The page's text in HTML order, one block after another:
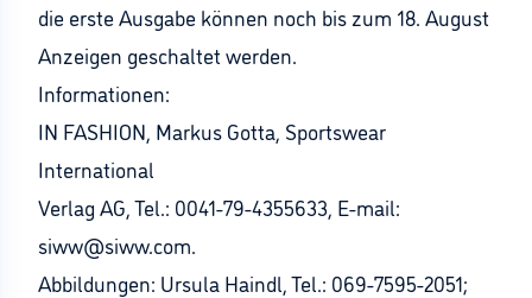
die erste Ausgabe können noch bis zum 18. August
Anzeigen geschaltet werden.
Informationen:
IN FASHION, Markus Gotta, Sportswear
International
Verlag AG, Tel.: 0041-79-4355633, E-mail:
siww@siww.com.
Abbildungen: Ursula Haindl, Tel.: 069-7595-2051;